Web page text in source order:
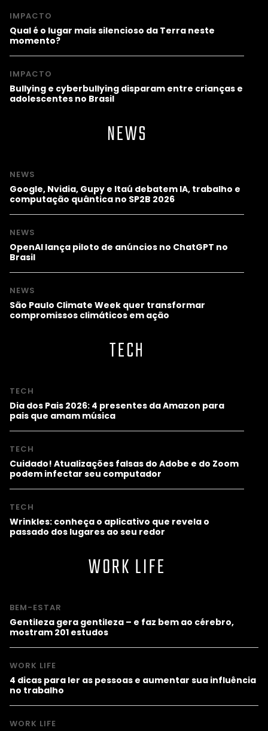
IMPACTO
Qual é o lugar mais silencioso da Terra neste
momento?
IMPACTO
Bullying e cyberbullying disparam entre crianças e
adolescentes no Brasil
NEWS
NEWS
Google, Nvidia, Gupy e Itaú debatem IA, trabalho e
computação quântica no SP2B 2026
NEWS
OpenAI lança piloto de anúncios no ChatGPT no
Brasil
NEWS
São Paulo Climate Week quer transformar
compromissos climáticos em ação
TECH
TECH
Dia dos Pais 2026: 4 presentes da Amazon para
pais que amam música
TECH
Cuidado! Atualizações falsas do Adobe e do Zoom
podem infectar seu computador
TECH
Wrinkles: conheça o aplicativo que revela o
passado dos lugares ao seu redor
WORK LIFE
BEM-ESTAR
Gentileza gera gentileza – e faz bem ao cérebro,
mostram 201 estudos
WORK LIFE
4 dicas para ler as pessoas e aumentar sua influência
no trabalho
WORK LIFE